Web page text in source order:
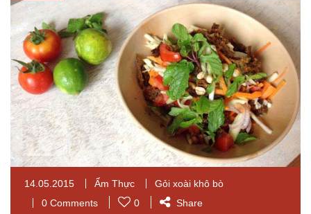
14.05.2015 Ẩm Thực
Gỏi xoài khô bò
0 Comments
0 Share